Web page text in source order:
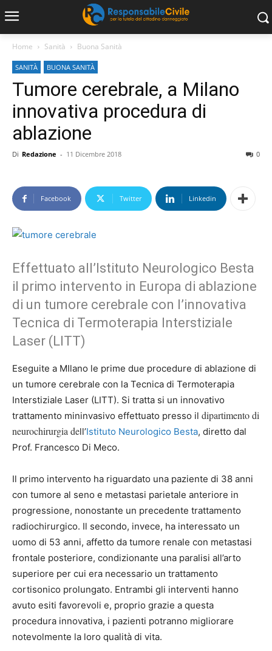
Home Sanità Buona Sanità
SANITÀ BUONA SANITÀ
Tumore cerebrale, a Milano
innovativa procedura di
ablazione
Di Redazione - 11 Dicembre 2018 0
Facebook Twitter Linkedin
Effettuato all’Istituto Neurologico Besta
il primo intervento in Europa di ablazione
di un tumore cerebrale con l’innovativa
Tecnica di Termoterapia Interstiziale
Laser (LITT)
Eseguite a MIlano le prime due procedure di ablazione di
un tumore cerebrale con la Tecnica di Termoterapia
Interstiziale Laser (LITT). Si tratta si un innovativo
trattamento mininvasivo effettuato presso il dipartimento di
neurochirurgia dell’Istituto Neurologico Besta, diretto dal
Prof. Francesco Di Meco.
Il primo intervento ha riguardato una paziente di 38 anni
con tumore al seno e metastasi parietale anteriore in
progressione, nonostante un precedente trattamento
radiochirurgico. Il secondo, invece, ha interessato un
uomo di 53 anni, affetto da tumore renale con metastasi
frontale posteriore, condizionante una paralisi all’arto
superiore per cui era necessario un trattamento
cortisonico prolungato. Entrambi gli interventi hanno
avuto esiti favorevoli e, proprio grazie a questa
procedura innovativa, i pazienti potranno migliorare
notevolmente la loro qualità di vita.